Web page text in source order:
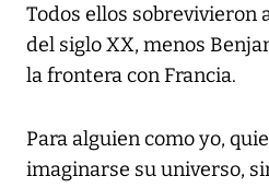
Todos ellos sobrevivieron
del siglo XX, menos
la frontera con Francia.
Para alguien como yo,
imaginarse su universo,